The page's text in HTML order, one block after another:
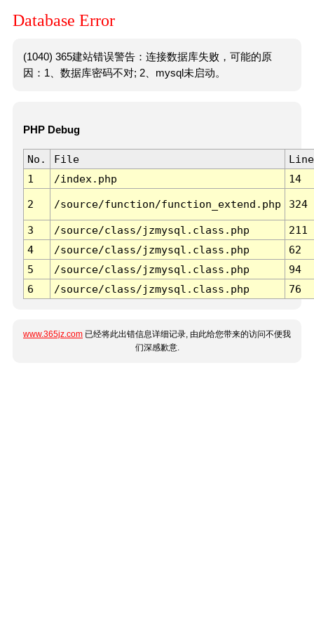
Database Error
(1040) 365建站错误警告：连接数据库失败，可能的原
因：1、数据库密码不对; 2、mysql未启动。
PHP Debug
No. File
Line
1
/index.php 14
2 /source/function/function_extend.php 324
3 /source/class/jzmysql.class.php
211
4
/source/class/jzmysql.class.php
62
5
/source/class/jzmysql.class.php
94
6
/source/class/jzmysql.class.php 76
www.365jz.com 已经将此出错信息详细记录, 由此给您带来的访问不便我
们深感歉意.